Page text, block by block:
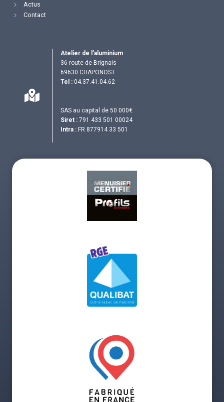
Actus
Contact
Atelier de l’aluminium
36 route de Brignais
69630 CHAPONOST
Tel : 04.37.41.04.62
SAS au capital de 50 000€
Siret : 791 433 501 00024
Intra : FR 877914 33 501